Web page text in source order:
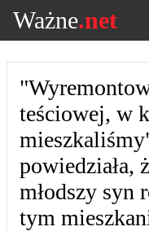
Ważne.net
teściowej, w
powiedziała,
młodszy syn
tym